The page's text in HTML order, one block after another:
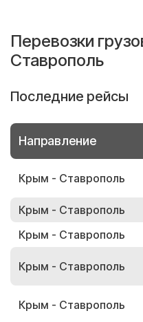
Перевозки
Ставрополь
Последние рейсы
Направление
Крым - Ставрополь
Крым - Ставрополь
Крым - Ставрополь
Крым - Ставрополь
Крым - Ставрополь